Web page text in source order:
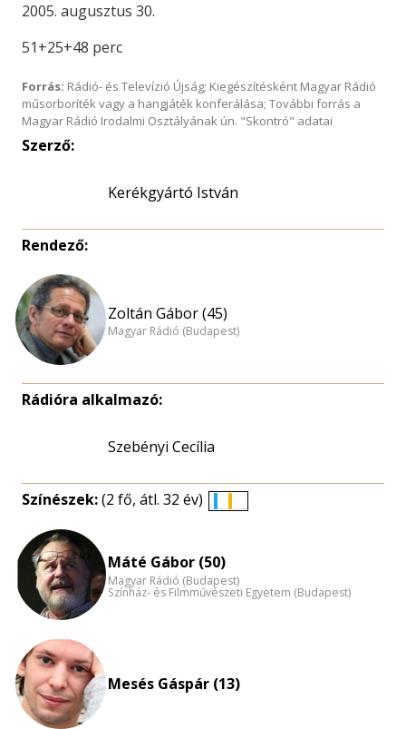
2005. augusztus 30.
51+25+48 perc
Forrás: Rádió- és Televízió Újság; Kiegészítésként Magyar Rádió
műsorboríték vagy a hangjáték konferálása; További forrás a
Magyar Rádió Irodalmi Osztályának ún. "Skontró" adatai
Szerző:
Kerékgyártó István
Rendező:
Zoltán Gábor (45)
Magyar Rádió (Budapest)
Rádióra alkalmazó:
Szebényi Cecília
Színészek:(2 fő, átl. 32 év)
Máté Gábor (50)
Magyar Rádió (Budapest)
Színház- és Filmművészeti Egyetem (Budapest)
Mesés Gáspár (13)